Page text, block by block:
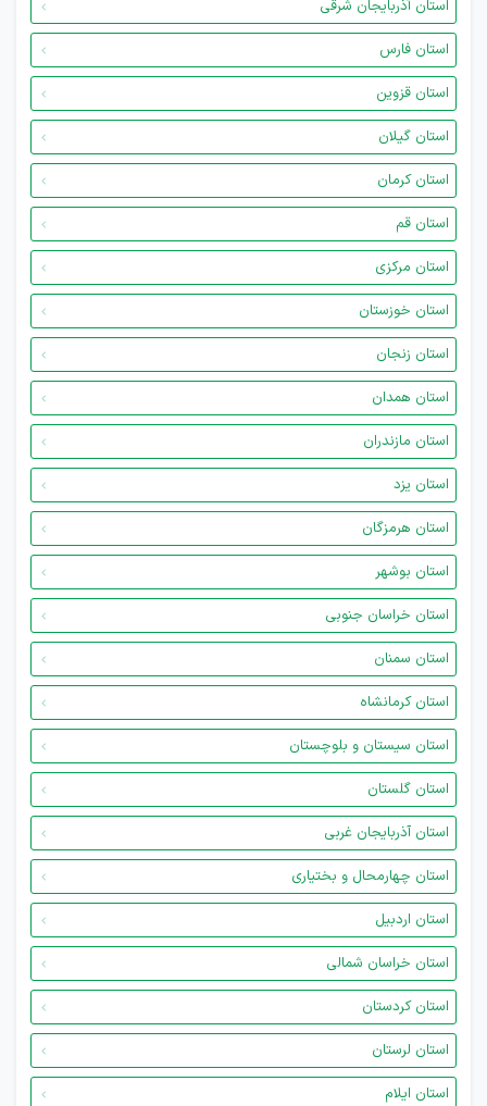
استان آذربایجان شرقی
استان فارس
استان قزوین
استان گیلان
استان کرمان
استان قم
استان مرکزی
استان خوزستان
استان زنجان
استان همدان
استان مازندران
استان یزد
استان هرمزگان
استان بوشهر
استان خراسان جنوبی
استان سمنان
استان کرمانشاه
استان سیستان و بلوچستان
استان گلستان
استان آذربایجان غربی
استان چهارمحال و بختیاری
استان اردبیل
استان خراسان شمالی
استان کردستان
استان لرستان
استان ایلام